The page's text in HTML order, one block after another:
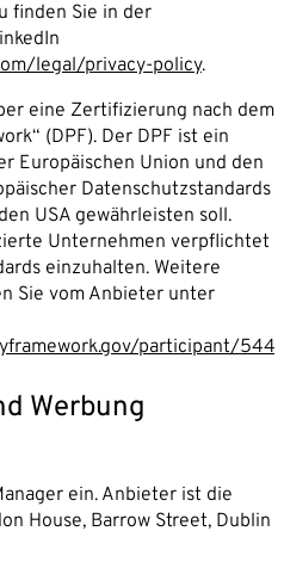
finden Sie in der
legal/privacy-policy.
eine Zertifizierung nach dem
(DPF). Der DPF ist ein
Europäischen Union und den
Datenschutzstandards
USA gewährleisten soll.
Unternehmen verpflichtet
einzuhalten. Weitere
Sie vom Anbieter unter
participant/
Werbung
ein. Anbieter ist die
House, Barrow Street, Dublin